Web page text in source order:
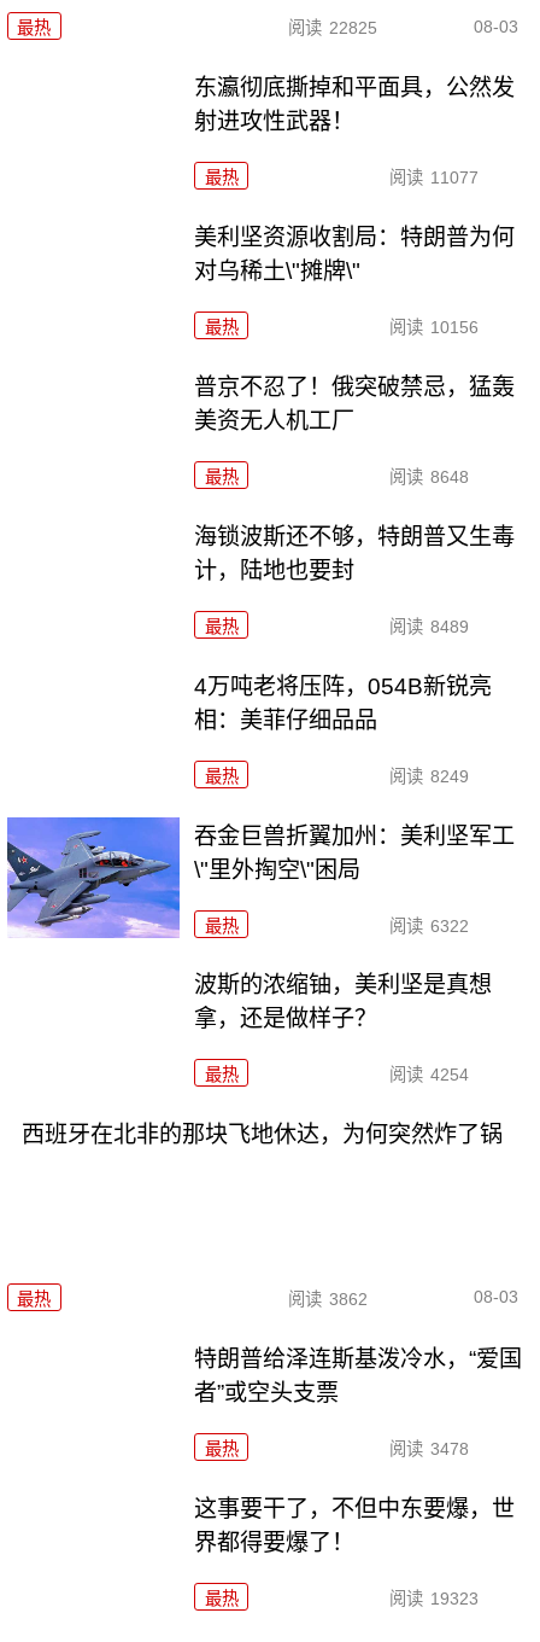
最热 阅读 22825 08-03
东瀛彻底撕掉和平面具，公然发
射进攻性武器！
最热 阅读 11077
美利坚资源收割局：特朗普为何
对乌稀土\"摊牌\"
最热 阅读 10156
普京不忍了！俄突破禁忌，猛轰
美资无人机工厂
最热 阅读 8648
海锁波斯还不够，特朗普又生毒
计，陆地也要封
最热 阅读 8489
4万吨老将压阵，054B新锐亮
相：美菲仔细品品
最热 阅读 8249
吞金巨兽折翼加州：美利坚军工
\"里外掏空\"困局
最热 阅读 6322
波斯的浓缩铀，美利坚是真想
拿，还是做样子？
最热 阅读 4254
西班牙在北非的那块飞地休达，为何突然炸了锅
最热 阅读 3862 08-03
特朗普给泽连斯基泼冷水，“爱国
者”或空头支票
最热 阅读 3478
这事要干了，不但中东要爆，世
界都得要爆了！
最热 阅读 19323